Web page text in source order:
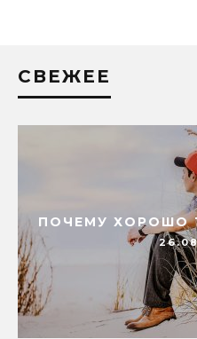
СВЕЖЕЕ
ПОЧЕМУ ХОРОШО